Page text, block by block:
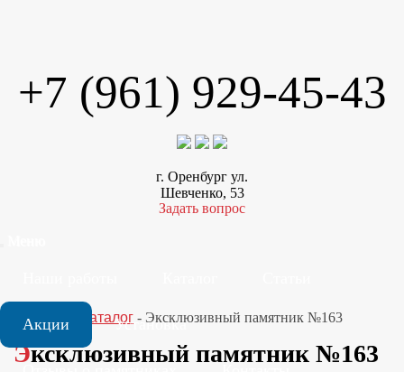
+7 (961) 929-45-43
г. Оренбург ул.
Шевченко, 53
Задать вопрос
Акции Установка
Главная Каталог - Эксклюзивный памятник №163
Эксклюзивный памятник №163